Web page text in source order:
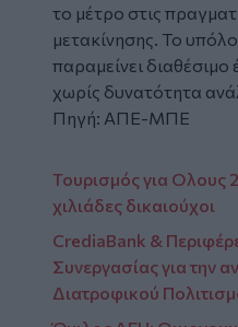
το μέτρο στις
μετακίνησης. Το
παραμείνει διαθέσιμο
χωρίς δυνατότητα
Πηγή: ΑΠΕ-ΜΠΕ
Τουρισμός για Ολους
χιλιάδες δικαιούχοι
CrediaBank &
Συνεργασίας για την
Διατροφικού